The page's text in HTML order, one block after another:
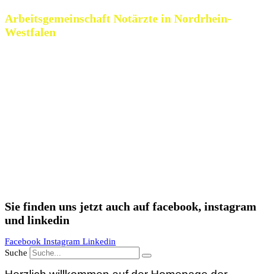
Arbeitsgemeinschaft Notärzte in Nordrhein-
Westfalen
Sie finden uns jetzt auch auf facebook, instagram
und linkedin
Facebook Instagram Linkedin
Suche